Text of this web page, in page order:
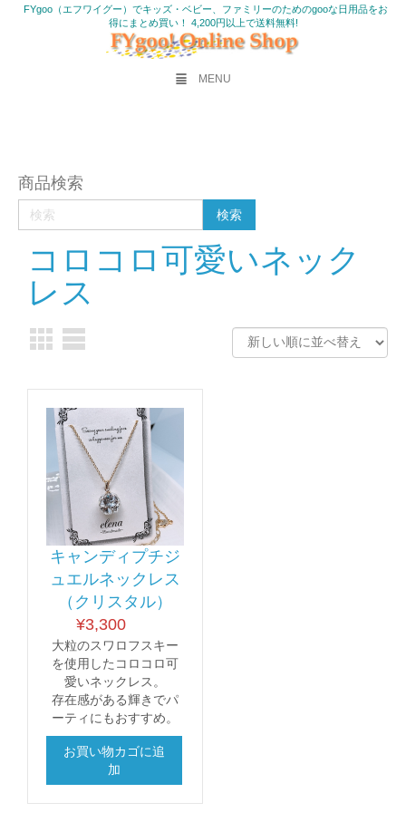
FYgoo（エフワイグー）でキッズ・ベビー、ファミリーのためのgooな日用品をお
得にまとめ買い！ 4,200円以上で送料無料!
MENU
商品検索
コロコロ可愛いネック
レス
キャンディプチジ
ュエルネックレス
（クリスタル）
¥3,300
大粒のスワロフスキー
を使用したコロコロ可
愛いネックレス。
存在感がある輝きでパ
ーティにもおすすめ。
お買い物カゴに追
加